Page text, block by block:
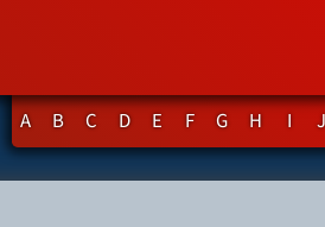
A B C D E F G H I J